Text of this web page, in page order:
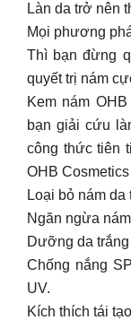
Làn da trở nên
Mọi phương
Thì bạn đừng
quyết trị nám
Kem nám
bạn giải cứu
công thức tiên
OHB
Loại bỏ nám da
Ngăn ngừa
Dưỡng da
Chống nắng
UV.
Kích thích tái